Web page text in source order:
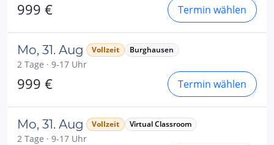
999 € Termin wählen
Mo, 31. Aug Vollzeit Burghausen
2 Tage · 9-17 Uhr
999 € Termin wählen
Mo, 31. Aug Vollzeit Virtual Classroom
2 Tage · 9-17 Uhr